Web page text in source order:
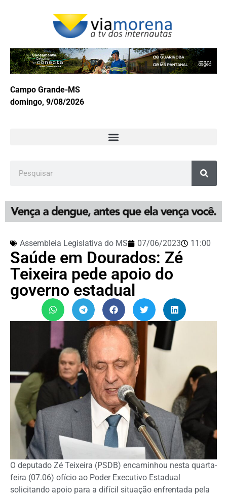
Campo Grande-MS
domingo, 9/08/2026
Assembleia Legislativa do MS 07/06/2023 11:00
Saúde em Dourados: Zé
Teixeira pede apoio do
governo estadual
O deputado Zé Teixeira (PSDB) encaminhou nesta quarta-
feira (07.06) ofício ao Poder Executivo Estadual
solicitando apoio para a difícil situação enfrentada pela